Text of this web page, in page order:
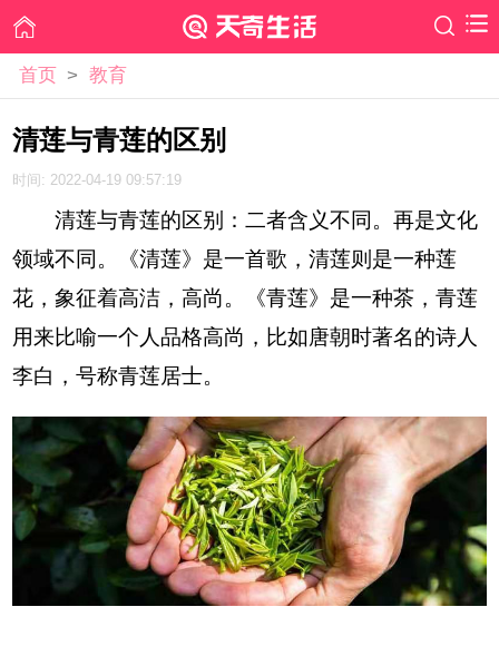
首页 > 教育
清莲与青莲的区别
时间: 2022-04-19 09:57:19
清莲与青莲的区别：二者含义不同。再是文化
领域不同。《清莲》是一首歌，清莲则是一种莲
花，象征着高洁，高尚。《青莲》是一种茶，青莲
用来比喻一个人品格高尚，比如唐朝时著名的诗人
李白，号称青莲居士。